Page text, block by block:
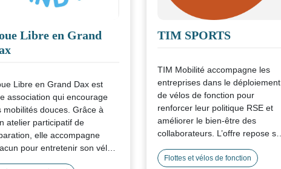
Libre en Grand
Libre en Grand Dax est
association qui encourage
mobilités douces. Grâce à
atelier participatif de
elle accompagne
pour entretenir son vélo
TIM SPORTS
TIM Mobilité accompagne les
entreprises dans le déploiement
de vélos de fonction pour
renforcer leur politique RSE et
améliorer le bien-être des
collaborateurs. L’offre repose sur
équipements de sécurité,
Flottes et vélos de fonction